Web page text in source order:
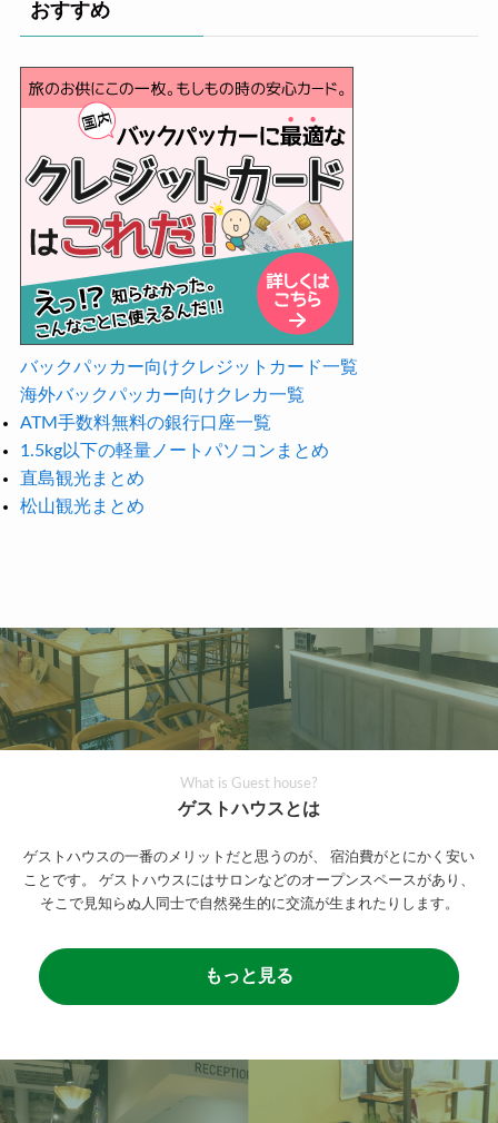
おすすめ
バックパッカー向けクレジットカード一覧
海外バックパッカー向けクレカ一覧
ATM手数料無料の銀行口座一覧
1.5kg以下の軽量ノートパソコンまとめ
直島観光まとめ
松山観光まとめ
What is Guest house?
ゲストハウスとは
ゲストハウスの一番のメリットだと思うのが、
宿泊費がとにかく安い
ことです。
ゲストハウスにはサロンなどのオープンスペースがあり、
そこで見知らぬ人同士で自然発生的に交流が生まれたりします。
もっと見る